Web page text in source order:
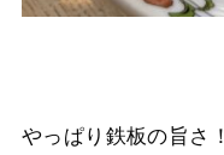
やっぱり鉄板の旨さ！